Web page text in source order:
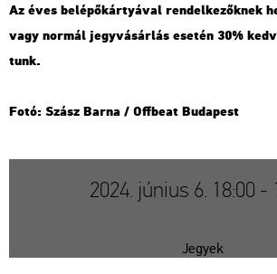
Az éves be­lé­pő­kár­tyá­val ren­del­ke­zők­nek
vagy nor­mál jegy­vá­sár­lás ese­tén 30%
tunk.
Fotó: Szász Barna / Off­be­at Bu­da­pest
2024. június 6. 18:00 -
Jegyek